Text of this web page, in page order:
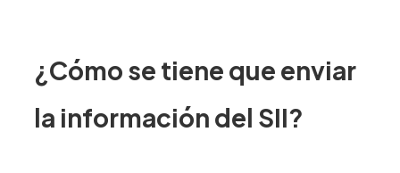
¿Cómo se tiene que enviar
la información del SII?